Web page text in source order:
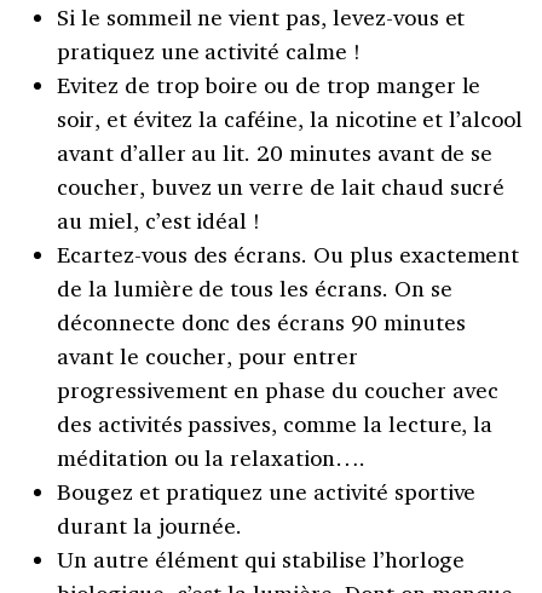
Si le sommeil ne vient pas, levez-vous et
pratiquez une activité calme !
Evitez de trop boire ou de trop manger le
soir, et évitez la caféine, la nicotine et l’alcool
avant d’aller au lit. 20 minutes avant de se
coucher, buvez un verre de lait chaud sucré
au miel, c’est idéal !
Ecartez-vous des écrans. Ou plus exactement
de la lumière de tous les écrans. On se
déconnecte donc des écrans 90 minutes
avant le coucher, pour entrer
progressivement en phase du coucher avec
des activités passives, comme la lecture, la
méditation ou la relaxation….
Bougez et pratiquez une activité sportive
durant la journée.
Un autre élément qui stabilise l’horloge